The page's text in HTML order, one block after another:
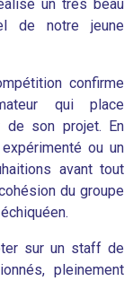
un très beau
de notre jeune
confirme
qui place
de son projet. En
ou un
avant tout
du groupe
sur un staff de
pleinement